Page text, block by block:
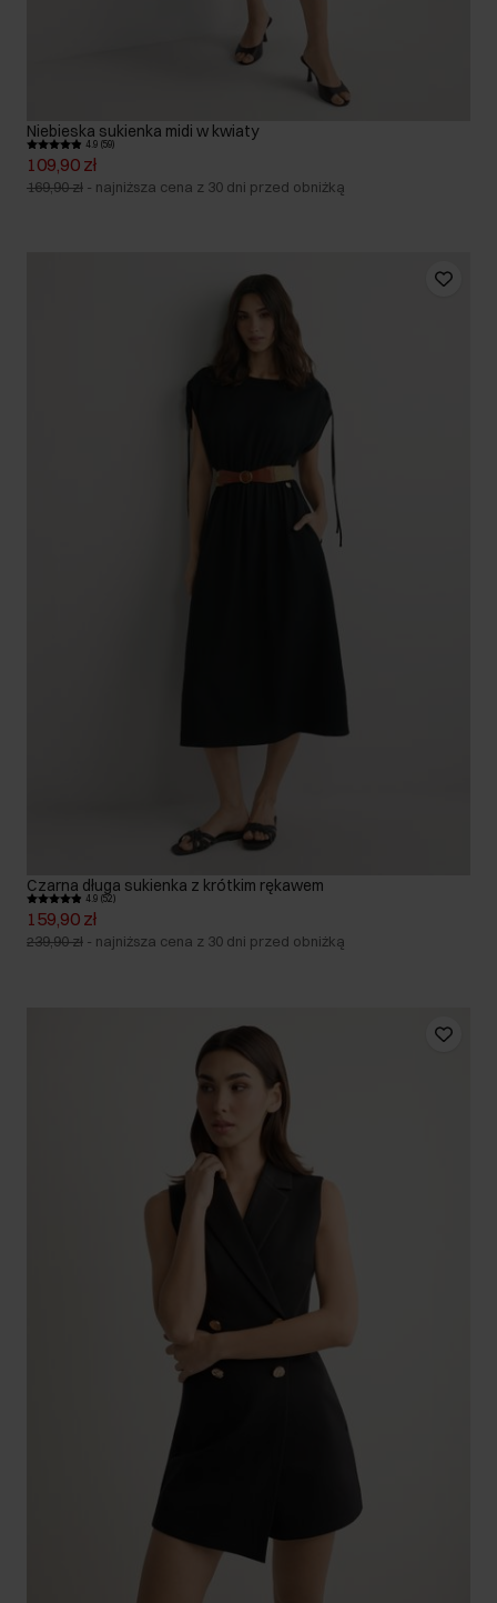
Niebieska sukienka midi w kwiaty
4.9 (59)
109,90 zł
169,90 zł - najniższa cena z 30 dni przed obniżką
Czarna długa sukienka z krótkim rękawem
4.9 (52)
159,90 zł
239,90 zł - najniższa cena z 30 dni przed obniżką